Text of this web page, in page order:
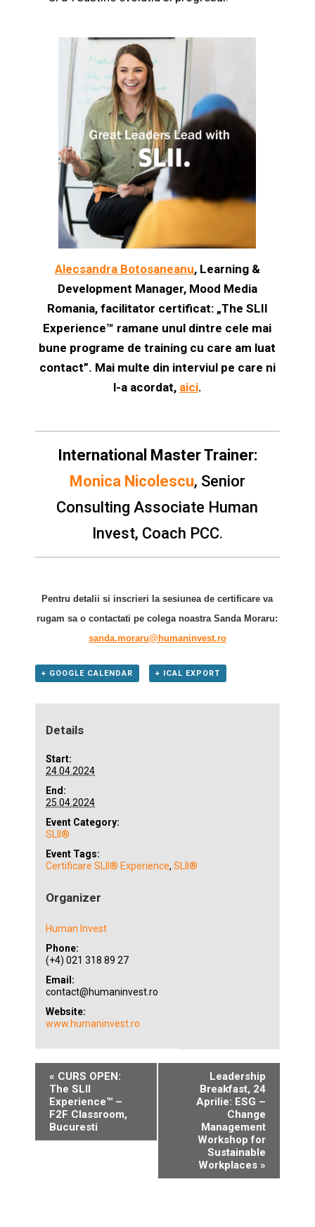
Alecsandra Botosaneanu, Learning &
Development Manager, Mood Media
Romania, facilitator certificat: „The SLII
Experience™ ramane unul dintre cele mai
bune programe de training cu care am luat
contact”. Mai multe din interviul pe care ni
l-a acordat, aici.
International Master Trainer:
Monica Nicolescu, Senior
Consulting Associate Human
Invest, Coach PCC.
Pentru detalii si inscrieri la sesiunea de certificare va
rugam sa o contactati pe colega noastra Sanda Moraru:
sanda.moraru@humaninvest.ro
+ GOOGLE CALENDAR + ICAL EXPORT
Details
Start:
24.04.2024
End:
25.04.2024
Event Category:
SLII®
Event Tags:
Certificare SLII® Experience,SLII®
Organizer
Human Invest
Phone:
(+4) 021 318 89 27
Email:
contact@humaninvest.ro
Website:
www.humaninvest.ro
« CURS OPEN:
The SLII
Experience™ –
F2F Classroom,
Bucuresti
Leadership
Breakfast, 24
Aprilie: ESG –
Change
Management
Workshop for
Sustainable
Workplaces »